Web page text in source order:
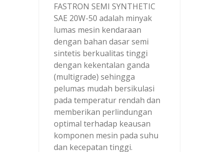
FASTRON SEMI SYNTHETIC
SAE 20W-50 adalah minyak
lumas mesin kendaraan
dengan bahan dasar semi
sintetis berkualitas tinggi
dengan kekentalan ganda
(multigrade) sehingga
pelumas mudah bersikulasi
pada temperatur rendah dan
memberikan perlindungan
optimal terhadap keausan
komponen mesin pada suhu
dan kecepatan tinggi.